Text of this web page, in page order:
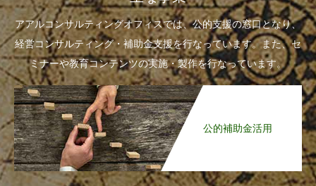
アアルコンサルティングオフィスでは、公的支援の窓口となり、
経営コンサルティング・補助金支援を行なっています。また、セ
ミナーや教育コンテンツの実施・製作を行なっています。
公的補助金活用